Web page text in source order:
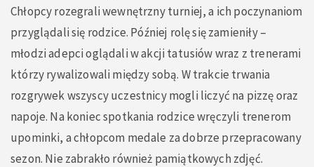
Chłopcy rozegrali wewnętrzny turniej, a ich poczynaniom
przyglądali się rodzice. Później rolę się zamieniły –
młodzi adepci oglądali w akcji tatusiów wraz z trenerami
którzy rywalizowali między sobą. W trakcie trwania
rozgrywek wszyscy uczestnicy mogli liczyć na pizzę oraz
napoje. Na koniec spotkania rodzice wręczyli trenerom
upominki, a chłopcom medale za dobrze przepracowany
sezon. Nie zabrakło również pamiątkowych zdjęć.